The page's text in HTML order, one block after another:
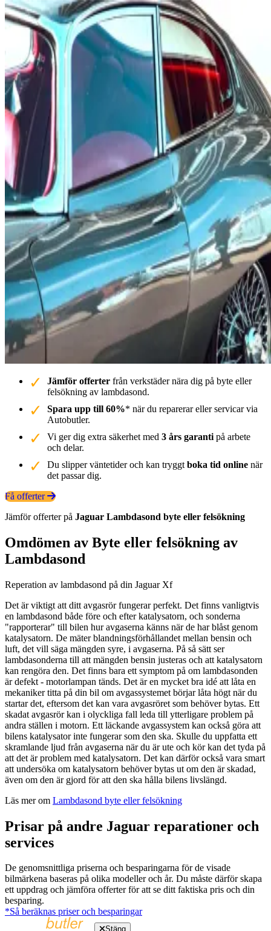
Jämför offerter från verkstäder nära dig på byte eller
felsökning av lambdasond.
Spara upp till 60%* när du reparerar eller servicar via
Autobutler.
Vi ger dig extra säkerhet med 3 års garanti på arbete
och delar.
Du slipper väntetider och kan tryggt boka tid online när
det passar dig.
Få offerter
Jämför offerter på Jaguar Lambdasond byte eller felsökning
Omdömen av Byte eller felsökning av
Lambdasond
Reperation av lambdasond på din Jaguar Xf
Det är viktigt att ditt avgasrör fungerar perfekt. Det finns vanligtvis
en lambdasond både före och efter katalysatorn, och sonderna
"rapporterar" till bilen hur avgaserna känns när de har blåst genom
katalysatorn. De mäter blandningsförhållandet mellan bensin och
luft, det vill säga mängden syre, i avgaserna. På så sätt ser
lambdasonderna till att mängden bensin justeras och att katalysatorn
kan rengöra den. Det finns bara ett symptom på om lambdasonden
är defekt - motorlampan tänds. Det är en mycket bra idé att låta en
mekaniker titta på din bil om avgassystemet börjar låta högt när du
startar det, eftersom det kan vara avgasröret som behöver bytas. Ett
skadat avgasrör kan i olyckliga fall leda till ytterligare problem på
andra ställen i motorn. Ett läckande avgassystem kan också göra att
bilens katalysator inte fungerar som den ska. Skulle du uppfatta ett
skramlande ljud från avgaserna när du är ute och kör kan det tyda på
att det är problem med katalysatorn. Det kan därför också vara smart
att undersöka om katalysatorn behöver bytas ut om den är skadad,
även om den är gjord för att den ska hålla bilens livslängd.
Läs mer om Lambdasond byte eller felsökning
Prisar på andre Jaguar reparationer och
services
De genomsnittliga priserna och besparingarna för de visade
bilmärkena baseras på olika modeller och år. Du måste därför skapa
ett uppdrag och jämföra offerter för att se ditt faktiska pris och din
besparing.
*Så beräknas priser och besparingar
Stäng